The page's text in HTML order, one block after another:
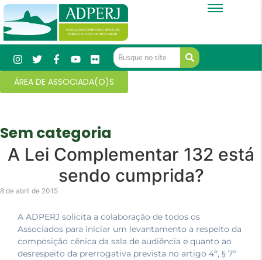
ÁREA DE ASSOCIADA(O)S
Sem categoria
A Lei Complementar 132 está
sendo cumprida?
8 de abril de 2015
A ADPERJ solicita a colaboração de todos os
Associados para iniciar um levantamento a respeito da
composição cênica da sala de audiência e quanto ao
desrespeito da prerrogativa prevista no artigo 4º, § 7º